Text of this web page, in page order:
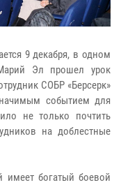
9 декабря, в одном
Эл прошел урок
СОБР «Берсерк»
событием для
не только почтить
на доблестные
имеет богатый боевой